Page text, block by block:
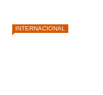
INTERNACIONAL